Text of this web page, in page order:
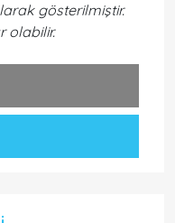
gösterilmiştir.
olabilir.